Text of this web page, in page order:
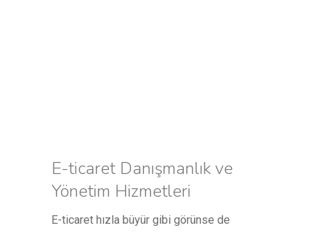
E-ticaret Danışmanlık ve
Yönetim Hizmetleri
E-ticaret hızla büyür gibi görünse de